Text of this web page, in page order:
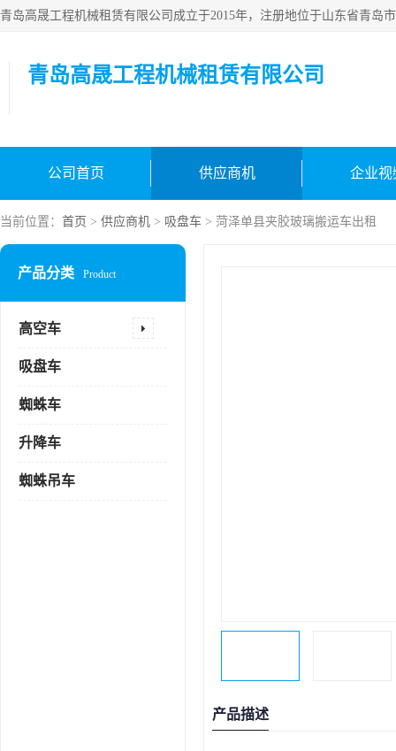
青岛高晟工程机械租赁有限公司
公司首页 供应商机 企业视
当前位置： 首页 > 供应商机 > 吸盘车 > 菏泽单县夹胶玻璃搬运车出租
产品分类 Product
高空车
吸盘车
蜘蛛车
升降车
蜘蛛吊车
产品描述